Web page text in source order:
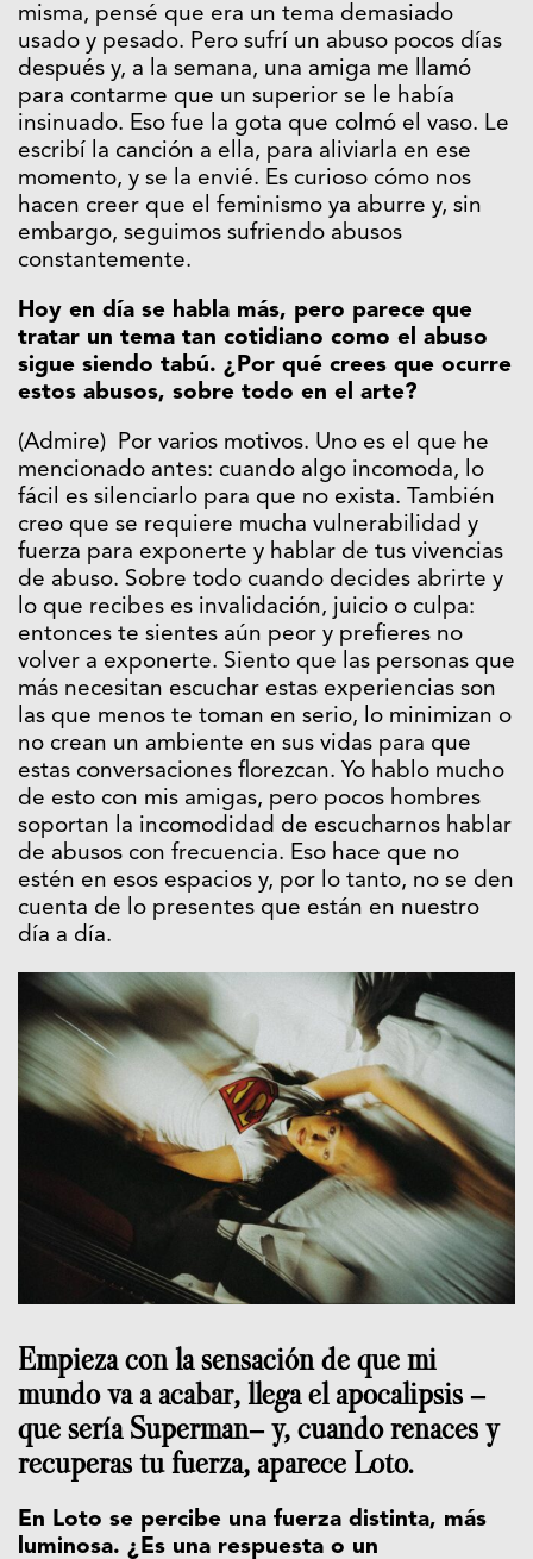
misma, pensé que era un tema demasiado
usado y pesado. Pero sufrí un abuso pocos días
después y, a la semana, una amiga me llamó
para contarme que un superior se le había
insinuado. Eso fue la gota que colmó el vaso. Le
escribí la canción a ella, para aliviarla en ese
momento, y se la envié. Es curioso cómo nos
hacen creer que el feminismo ya aburre y, sin
embargo, seguimos sufriendo abusos
constantemente.
Hoy en día se habla más, pero parece que
tratar un tema tan cotidiano como el abuso
sigue siendo tabú. ¿Por qué crees que ocurre
estos abusos, sobre todo en el arte?
(Admire) Por varios motivos. Uno es el que he
mencionado antes: cuando algo incomoda, lo
fácil es silenciarlo para que no exista. También
creo que se requiere mucha vulnerabilidad y
fuerza para exponerte y hablar de tus vivencias
de abuso. Sobre todo cuando decides abrirte y
lo que recibes es invalidación, juicio o culpa:
entonces te sientes aún peor y prefieres no
volver a exponerte. Siento que las personas que
más necesitan escuchar estas experiencias son
las que menos te toman en serio, lo minimizan o
no crean un ambiente en sus vidas para que
estas conversaciones florezcan. Yo hablo mucho
de esto con mis amigas, pero pocos hombres
soportan la incomodidad de escucharnos hablar
de abusos con frecuencia. Eso hace que no
estén en esos espacios y, por lo tanto, no se den
cuenta de lo presentes que están en nuestro
día a día.
Empieza con la sensación de que mi
mundo va a acabar, llega el apocalipsis —
que sería Superman— y, cuando renaces y
recuperas tu fuerza, aparece Loto.
En Loto se percibe una fuerza distinta, más
luminosa. ¿Es una respuesta o un